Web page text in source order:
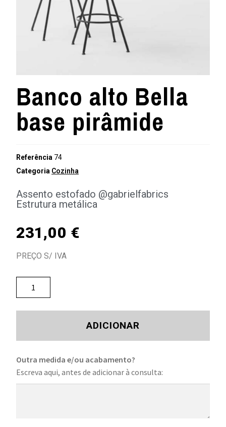
Banco alto Bella
base pirâmide
Referência 74
Categoria Cozinha
Assento estofado @gabrielfabrics
Estrutura metálica
231,00 €
PREÇO S/ IVA
ADICIONAR
Outra medida e/ou acabamento?
Escreva aqui, antes de adicionar à consulta: